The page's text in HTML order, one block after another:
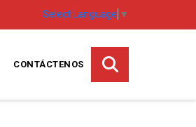
Select Language ▼
CONTÁCTENOS